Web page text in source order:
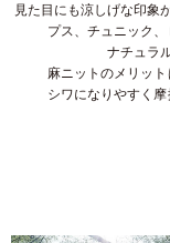
見た目にも涼しげな印象
プス、チュニック
ナチュラ
麻ニットのメリッ
シワになりやすく